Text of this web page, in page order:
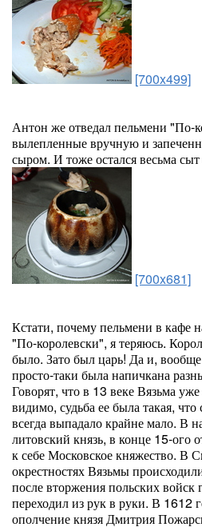
[700x499]
Антон же отведал пельмени "По-
вылепленные вручную и
сыром. И тоже остался весьма
[700x681]
Кстати, почему пельмени в кафе
"По-королевски", я теряюсь.
было. Зато был царь! Да и,
просто-таки была напичкана
Говорят, что в 13 веке Вязьма
видимо, судьба ее была такая,
всегда выпадало крайне мало. В
литовский князь, в конце 15-ого
к себе Московское княжество. В
окрестностях Вязьмы
после вторжения польских войск
переходил из рук в руки. В 1612
ополчение князя Дмитрия